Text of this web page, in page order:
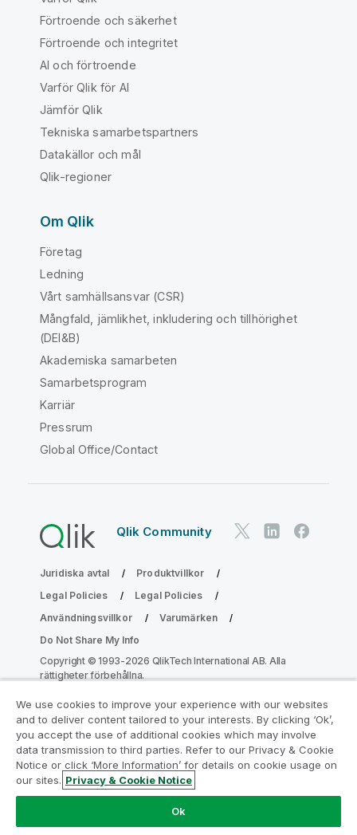
Förtroende och säkerhet
Förtroende och integritet
AI och förtroende
Varför Qlik för AI
Jämför Qlik
Tekniska samarbetspartners
Datakällor och mål
Qlik-regioner
Om Qlik
Företag
Ledning
Vårt samhällsansvar (CSR)
Mångfald, jämlikhet, inkludering och tillhörighet
(DEI&B)
Akademiska samarbeten
Samarbetsprogram
Karriär
Pressrum
Global Office/Contact
Qlik Community
Juridiska avtal
Produktvillkor
Legal Policies
Legal Policies
Användningsvillkor
Varumärken
Do Not Share My Info
Copyright © 1993-2026 QlikTech International AB. Alla
rättigheter förbehållna.
Gå med i programmet Analytics
Modernization
Modernisera utan att kompromissa med dina värdefulla
QlikView-appar med programmet för
analysmodernisering.
We use cookies to improve your experience with our websites
and to deliver content tailored to your interests. By clicking ‘Ok’,
you accept the use of additional cookies which may involve
data transmission to third parties. Refer to our Privacy & Cookie
Notice or click ‘More Information’ for details on cookie usage on
our sites. Privacy & Cookie Notice
Ok